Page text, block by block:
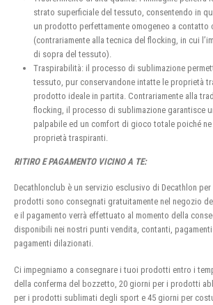
strato superficiale del tessuto, consentendo in
un prodotto perfettamente omogeneo a contatto
(contrariamente alla tecnica del flocking, in cui
di sopra del tessuto).
Traspirabilità: il processo di sublimazione
tessuto, pur conservandone intatte le proprietà
prodotto ideale in partita. Contrariamente alla
flocking, il processo di sublimazione garantisce
palpabile ed un comfort di gioco totale poiché
proprietà traspiranti.
RITIRO E PAGAMENTO VICINO A TE:
Decathlonclub è un servizio esclusivo di Decathlon
prodotti sono consegnati gratuitamente nel negozio
e il pagamento verrà effettuato al momento della
disponibili nei nostri punti vendita, contanti,
pagamenti dilazionati.
Ci impegniamo a consegnare i tuoi prodotti entro i
della conferma del bozzetto, 20 giorni per i prodotti
per i prodotti sublimati degli sport e 45 giorni per